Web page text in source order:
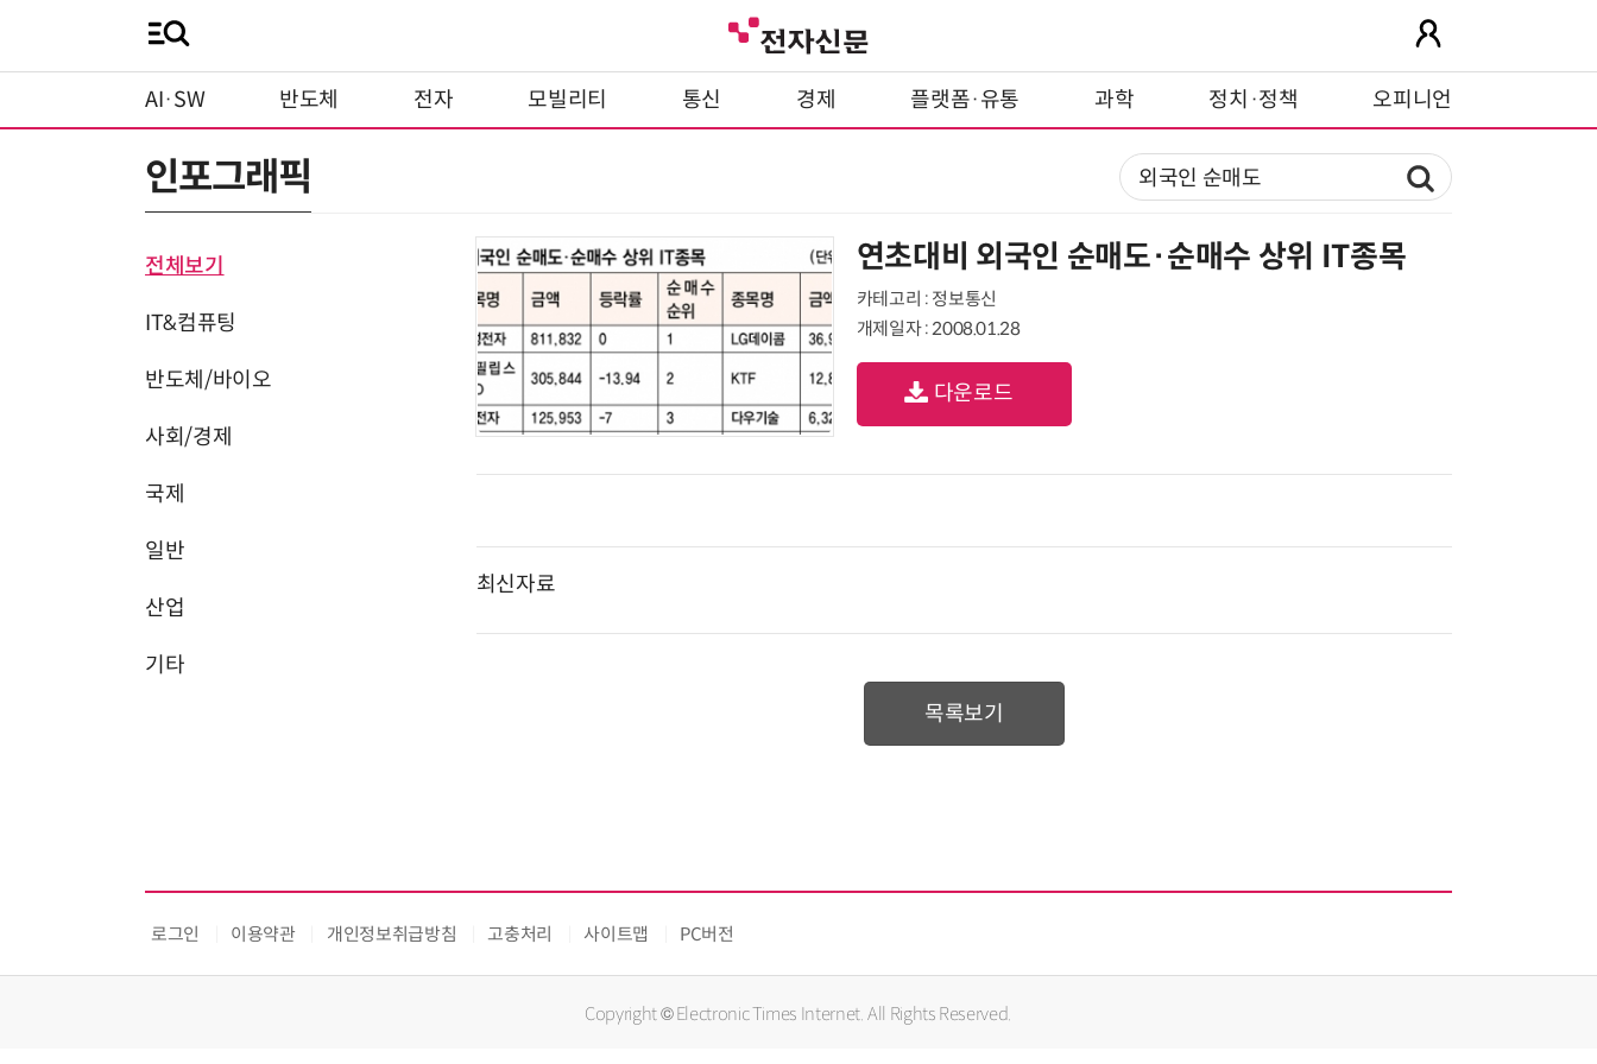
AI·SW 반도체 전자 모빌리티 통신 경제 플랫폼·유통 과학 정치·정책 오피니언
인포그래픽
전체보기
IT&컴퓨팅
반도체/바이오
사회/경제
국제
일반
산업
기타
연초대비 외국인 순매도·순매수 상위 IT종목
카테고리 : 정보통신
개제일자 : 2008.01.28
다운로드
최신자료
목록보기
로그인 이용약관 개인정보취급방침 고충처리 사이트맵 PC버전
Copyright © Electronic Times Internet. All Rights Reserved.